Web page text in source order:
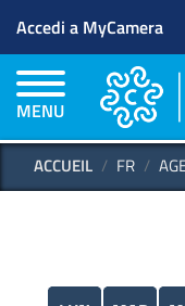
Menu profilo
Accedi a MyCamera
MENU
ACCUEIL FR